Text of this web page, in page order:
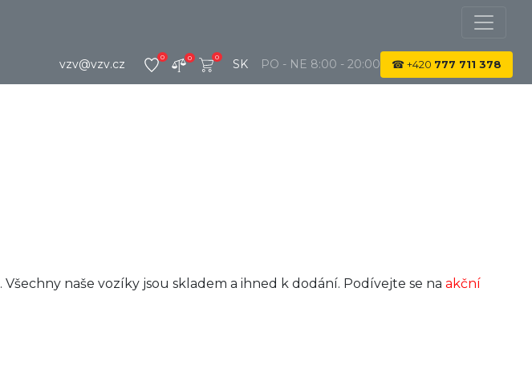
vzv@vzv.cz 0 0 0 SK PO - NE 8:00 - 20:00 ☎+420 777 711 378
. Všechny naše vozíky jsou skladem a ihned k dodání. Podívejte se na akční